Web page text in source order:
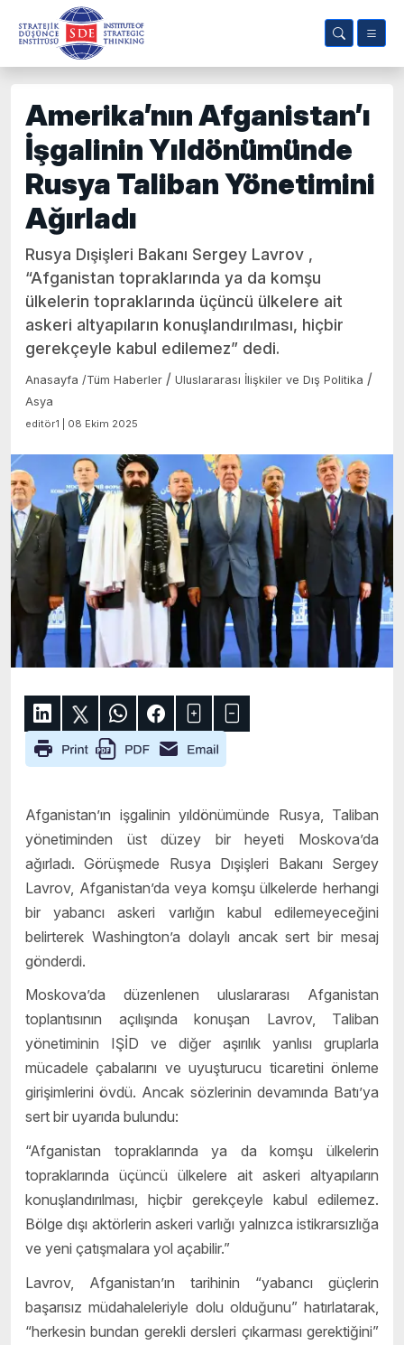
Amerika’nın Afganistan’ı
İşgalinin Yıldönümünde
Rusya Taliban Yönetimini
Ağırladı
Rusya Dışişleri Bakanı Sergey Lavrov ,
“Afganistan topraklarında ya da komşu
ülkelerin topraklarında üçüncü ülkelere ait
askeri altyapıların konuşlandırılması, hiçbir
gerekçeyle kabul edilemez” dedi.
Anasayfa /Tüm Haberler / Uluslararası İlişkiler ve Dış Politika /
Asya
editör1 | 08 Ekim 2025
Afganistan’ın işgalinin yıldönümünde Rusya, Taliban
yönetiminden üst düzey bir heyeti Moskova’da
ağırladı. Görüşmede Rusya Dışişleri Bakanı Sergey
Lavrov, Afganistan’da veya komşu ülkelerde herhangi
bir yabancı askeri varlığın kabul edilemeyeceğini
belirterek Washington’a dolaylı ancak sert bir mesaj
gönderdi.
Moskova’da düzenlenen uluslararası Afganistan
toplantısının açılışında konuşan Lavrov, Taliban
yönetiminin IŞİD ve diğer aşırılık yanlısı gruplarla
mücadele çabalarını ve uyuşturucu ticaretini önleme
girişimlerini övdü. Ancak sözlerinin devamında Batı’ya
sert bir uyarıda bulundu:
“Afganistan topraklarında ya da komşu ülkelerin
topraklarında üçüncü ülkelere ait askeri altyapıların
konuşlandırılması, hiçbir gerekçeyle kabul edilemez.
Bölge dışı aktörlerin askeri varlığı yalnızca istikrarsızlığa
ve yeni çatışmalara yol açabilir.”
Lavrov, Afganistan’ın tarihinin “yabancı güçlerin
başarısız müdahaleleriyle dolu olduğunu” hatırlatarak,
“herkesin bundan gerekli dersleri çıkarması gerektiğini”